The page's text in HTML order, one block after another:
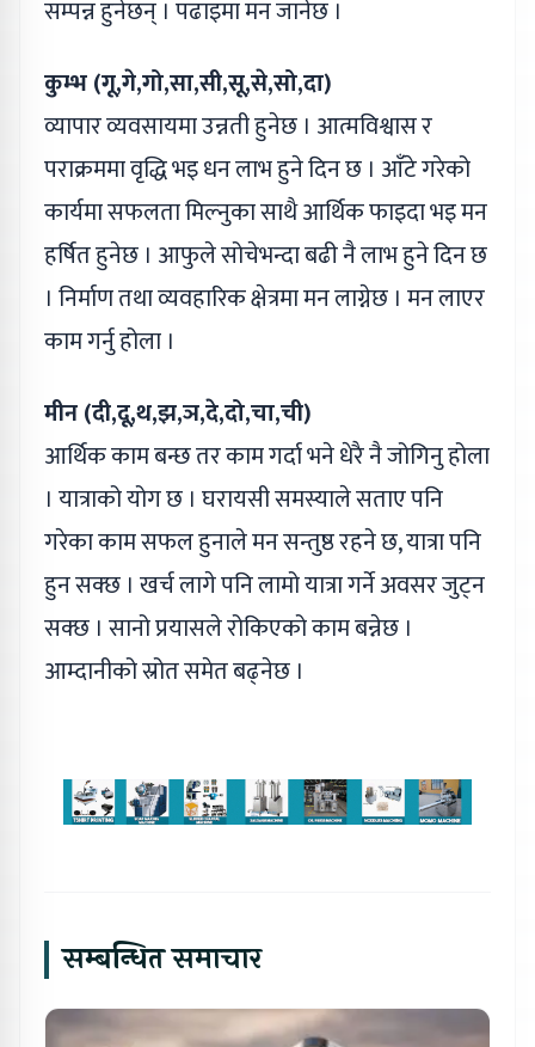
सम्पन्न हुनेछन् । पढाइमा मन जानेछ ।
कुम्भ (गू,गे,गो,सा,सी,सू,से,सो,दा)
व्यापार व्यवसायमा उन्नती हुनेछ । आत्मविश्वास र
पराक्रममा वृद्धि भइ धन लाभ हुने दिन छ । आँटे गरेको
कार्यमा सफलता मिल्नुका साथै आर्थिक फाइदा भइ मन
हर्षित हुनेछ । आफुले सोचेभन्दा बढी नै लाभ हुने दिन छ
। निर्माण तथा व्यवहारिक क्षेत्रमा मन लाग्नेछ । मन लाएर
काम गर्नु होला ।
मीन (दी,दू,थ,झ,ञ,दे,दो,चा,ची)
आर्थिक काम बन्छ तर काम गर्दा भने धेरै नै जोगिनु होला
। यात्राको योग छ । घरायसी समस्याले सताए पनि
गरेका काम सफल हुनाले मन सन्तुष्ठ रहने छ, यात्रा पनि
हुन सक्छ । खर्च लागे पनि लामो यात्रा गर्ने अवसर जुट्न
सक्छ । सानो प्रयासले रोकिएको काम बन्नेछ ।
आम्दानीको स्रोत समेत बढ्नेछ ।
सम्बन्धित समाचार